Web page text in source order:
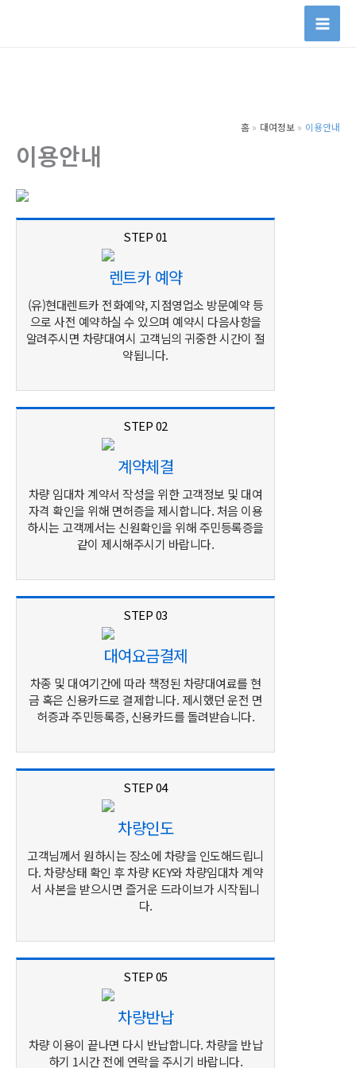
홈 대여정보 이용안내
이용안내
STEP 01
렌트카 예약
(유)현대렌트카 전화예약, 지점영업소 방문예약 등
으로 사전 예약하실 수 있으며 예약시 다음사항을
알려주시면 차량대여시 고객님의 귀중한 시간이 절
약됩니다.
STEP 02
계약체결
차량 임대차 계약서 작성을 위한 고객정보 및 대여
자격 확인을 위해 면허증을 제시합니다. 처음 이용
하시는 고객께서는 신원확인을 위해 주민등록증을
같이 제시해주시기 바랍니다.
STEP 03
대여요금결제
차종 및 대여기간에 따라 책정된 차량대여료를 현
금 혹은 신용카드로 결제합니다. 제시했던 운전 면
허증과 주민등록증, 신용카드를 돌려받습니다.
STEP 04
차량인도
고객님께서 원하시는 장소에 차량을 인도해드립니
다. 차량상태 확인 후 차량 KEY와 차량임대차 계약
서 사본을 받으시면 즐거운 드라이브가 시작됩니
다.
STEP 05
차량반납
차량 이용이 끝나면 다시 반납합니다.차량을 반납
하기 1시간 전에 연락을 주시기 바랍니다.